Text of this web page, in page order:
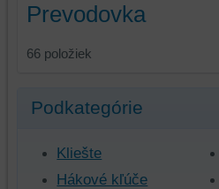
Prevodovka
66 položiek
Podkategórie
Kliešte
Hákové kľúče